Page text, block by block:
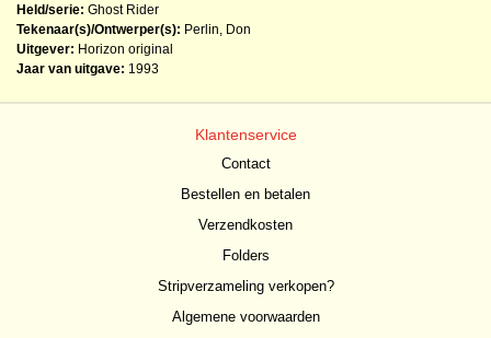
Held/serie: Ghost Rider
Tekenaar(s)/Ontwerper(s): Perlin, Don
Uitgever: Horizon original
Jaar van uitgave: 1993
Klantenservice
Contact
Bestellen en betalen
Verzendkosten
Folders
Stripverzameling verkopen?
Algemene voorwaarden